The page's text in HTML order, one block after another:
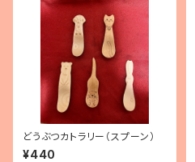
どうぶつカトラリー（スプーン）
¥440